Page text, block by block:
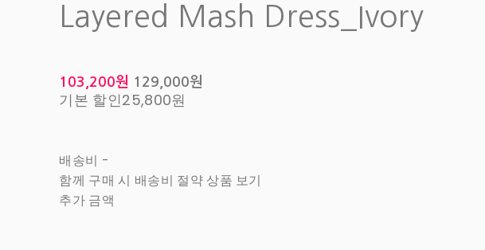
Layered Mash Dress_Ivory
103,200원 129,000원
기본 할인25,800원
배송비 -
함께 구매 시 배송비 절약 상품 보기
추가 금액